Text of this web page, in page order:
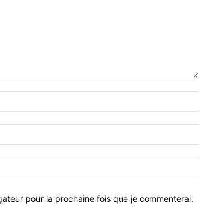
pour la prochaine fois que je commenterai.